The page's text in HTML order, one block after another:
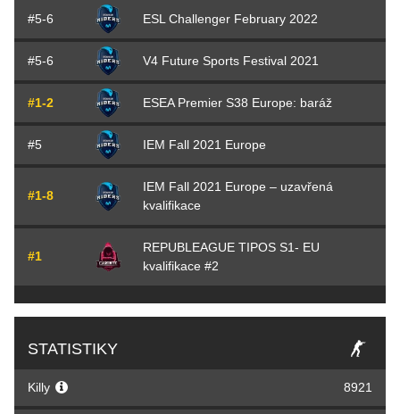
#5-6 ESL Challenger February 2022
#5-6 V4 Future Sports Festival 2021
#1-2 ESEA Premier S38 Europe: baráž
#5 IEM Fall 2021 Europe
#1-8
IEM Fall 2021 Europe – uzavřená
kvalifikace
#1
REPUBLEAGUE TIPOS S1- EU
kvalifikace #2
STATISTIKY
Killy 8921